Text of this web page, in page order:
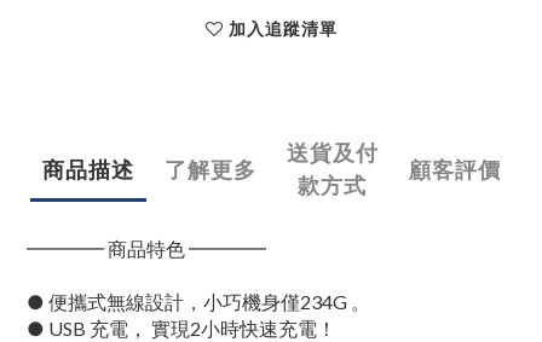
加入追蹤清單
商品描述 了解更多
送貨及付
款方式
顧客評價
━━━━ 商品特色 ━━━━
● 便攜式無線設計，小巧機身僅234G 。
● USB 充電， 實現2小時快速充電！